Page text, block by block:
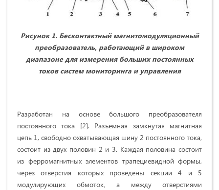
Рисунок 1. Бесконтактный магнитомодуляционный
преобразователь, работающий в широком
диапазоне для измерения больших постоянных
токов систем мониторинга и управления
Разработан на основе большого преобразователя
постоянного тока [2]. Разъемная замкнутая магнитная
цепь 1, свободно охватывающая шину 2 постоянного тока,
состоит из двух половин 2 и 3. Каждая половина состоит
из ферромагнитных элементов трапециевидной формы,
через отверстия которых проведены секции 4 и 5
модулирующих обмоток, а между отверстиями